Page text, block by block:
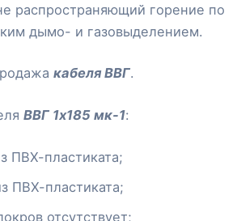
распространяющий горение по
дымо- и газовыделением.
кабеля ВВГ.
ВВГ 1х185 мк-1:
ПВХ-пластиката;
ПВХ-пластиката;
отсутствует;